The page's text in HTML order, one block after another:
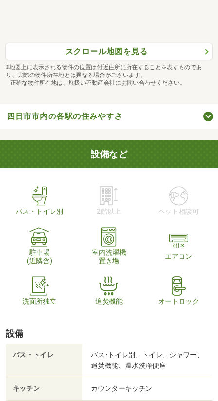
スクロール地図を見る
※地図上に表示される物件の位置は付近住所に所在することを表すものであ
り、実際の物件所在地とは異なる場合がございます。
正確な物件所在地は、取扱い不動産会社にお問い合わせください。
四日市市内の各駅の住みやすさ
設備など
バス・トイレ別 2階以上 ペット相談可
駐車場
(近隣含)
室内洗濯機
置き場
エアコン
洗面所独立 追焚機能 オートロック
設備
バス・トイレ
バス･トイレ別、トイレ、シャワー、
追焚機能、温水洗浄便座
キッチン カウンターキッチン